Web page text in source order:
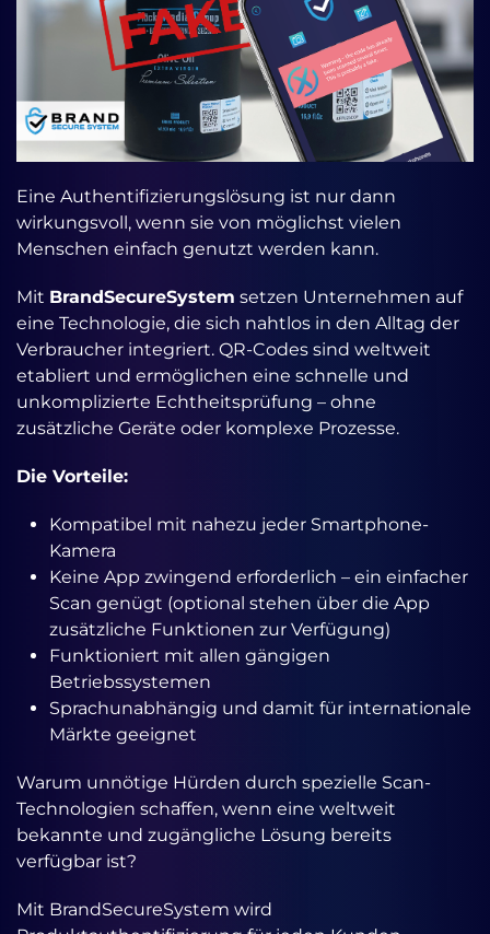
Eine Authentifizierungslösung ist nur dann
wirkungsvoll, wenn sie von möglichst vielen
Menschen einfach genutzt werden kann.
Mit BrandSecureSystem setzen Unternehmen auf
eine Technologie, die sich nahtlos in den Alltag der
Verbraucher integriert. QR-Codes sind weltweit
etabliert und ermöglichen eine schnelle und
unkomplizierte Echtheitsprüfung – ohne
zusätzliche Geräte oder komplexe Prozesse.
Die Vorteile:
Kompatibel mit nahezu jeder Smartphone-
Kamera
Keine App zwingend erforderlich – ein einfacher
Scan genügt (optional stehen über die App
zusätzliche Funktionen zur Verfügung)
Funktioniert mit allen gängigen
Betriebssystemen
Sprachunabhängig und damit für internationale
Märkte geeignet
Warum unnötige Hürden durch spezielle Scan-
Technologien schaffen, wenn eine weltweit
bekannte und zugängliche Lösung bereits
verfügbar ist?
Mit BrandSecureSystem wird